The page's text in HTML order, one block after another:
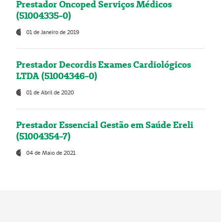
Prestador Oncoped Serviços Médicos
(51004335-0)
01 de Janeiro de 2019
Prestador Decordis Exames Cardiológicos
LTDA (51004346-0)
01 de Abril de 2020
Prestador Essencial Gestão em Saúde Ereli
(51004354-7)
04 de Maio de 2021